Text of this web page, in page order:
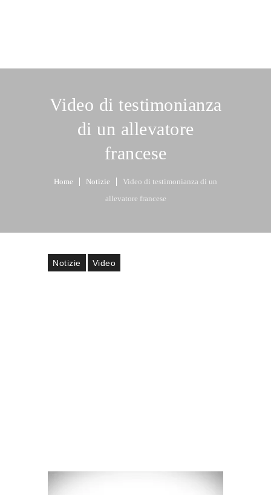
Video di testimonianza
di un allevatore
francese
Home Notizie
Video di testimonianza di un
allevatore francese
Notizie Video